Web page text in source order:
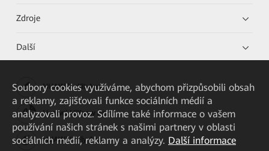
Zdroje
Další
HUAWEI eKit App
Huawei HiKnow App
HUAWEI eFly App
Soubory cookies využíváme, abychom přizpůsobili obsah
a reklamy, zajišťovali funkce sociálních médií a
analyzovali provoz. Sdílíme také informace o vašem
používání našich stránek s našimi partnery v oblasti
sociálních médií, reklamy a analýzy. Další informace